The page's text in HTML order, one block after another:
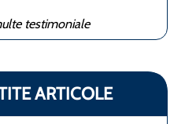
testimoniale
ARTICOLE